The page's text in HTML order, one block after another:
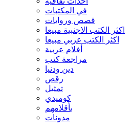
في المكتبات
قصص وروايات
اكثر الكتب الاجنبية مبيعا
اكثر الكتب عربي مبيعا
أفلام عربية
مراجعة كتب
دين ودنيا
رقص
تمثيل
كوميدي
بأقلامهم
مدونات